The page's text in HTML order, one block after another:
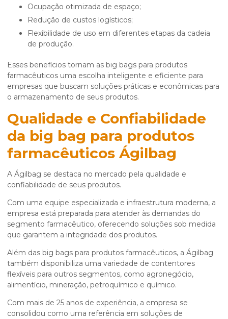
Ocupação otimizada de espaço;
Redução de custos logísticos;
Flexibilidade de uso em diferentes etapas da cadeia
de produção.
Esses benefícios tornam as big bags para produtos
farmacêuticos uma escolha inteligente e eficiente para
empresas que buscam soluções práticas e econômicas para
o armazenamento de seus produtos.
Qualidade e Confiabilidade
da big bag para produtos
farmacêuticos Ágilbag
A Ágilbag se destaca no mercado pela qualidade e
confiabilidade de seus produtos.
Com uma equipe especializada e infraestrutura moderna, a
empresa está preparada para atender às demandas do
segmento farmacêutico, oferecendo soluções sob medida
que garantem a integridade dos produtos.
Além das big bags para produtos farmacêuticos, a Ágilbag
também disponibiliza uma variedade de contentores
flexíveis para outros segmentos, como agronegócio,
alimentício, mineração, petroquímico e químico.
Com mais de 25 anos de experiência, a empresa se
consolidou como uma referência em soluções de